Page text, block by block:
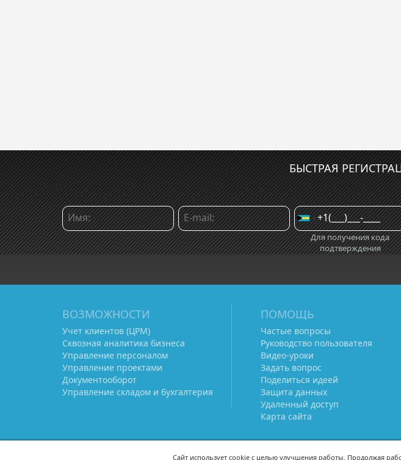
БЫСТРАЯ
Для получения кода
подтверждения
ВОЗМОЖНОСТИ
Учет клиентов (ЦРМ)
Сквозная аналитика бизнеса
Управление персоналом
Управление проектами
Документооборот
Управление складом и бухгалтерия
ПОМОЩЬ
Частые вопросы
Руководство пользователя
Видео-уроки
Задать вопрос
Поделиться идеей
Защита данных
Удаленный доступ
Карта сайта
Сайт использует cookie с целью улучшения работы. Продолжая